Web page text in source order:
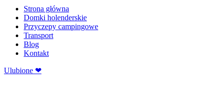
Strona główna
Domki holenderskie
Przyczepy campingowe
Transport
Blog
Kontakt
Ulubione ❤